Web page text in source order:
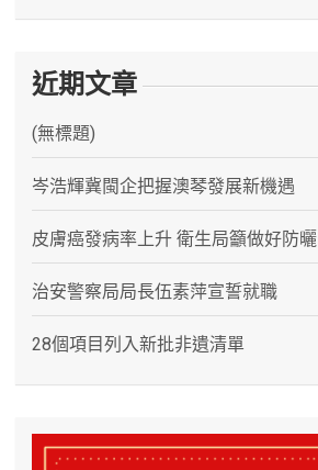
近期文章
(無標題)
岑浩輝冀閩企把握澳琴發展新機遇
皮膚癌發病率上升 衛生局籲做好防曬
治安警察局局長伍素萍宣誓就職
28個項目列入新批非遺清單